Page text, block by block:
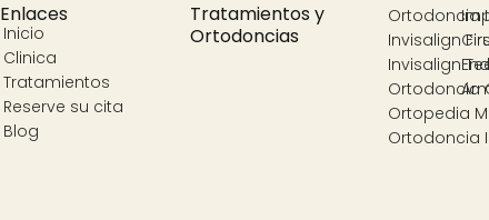
Enlaces
Inicio
Clinica
Tratamientos
Reserve su cita
Blog
Tratamientos y
Ortodoncias
Ortodoncia
Invisalign
Invisalign
Ortodoncia
Ortopedia
Ortodoncia